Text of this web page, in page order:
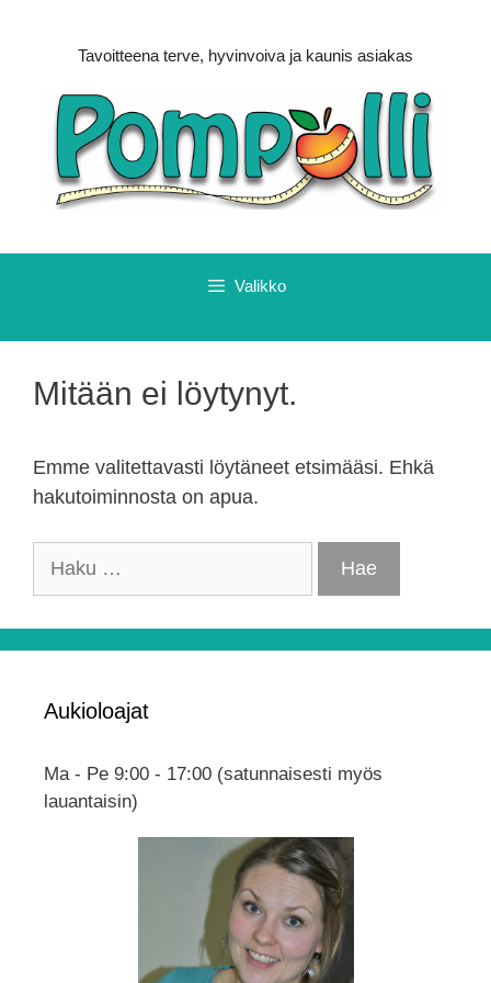
Tavoitteena terve, hyvinvoiva ja kaunis asiakas
Valikko
Mitään ei löytynyt.
Emme valitettavasti löytäneet etsimääsi. Ehkä
hakutoiminnosta on apua.
Haku:
Aukioloajat
Ma - Pe 9:00 - 17:00 (satunnaisesti myös
lauantaisin)